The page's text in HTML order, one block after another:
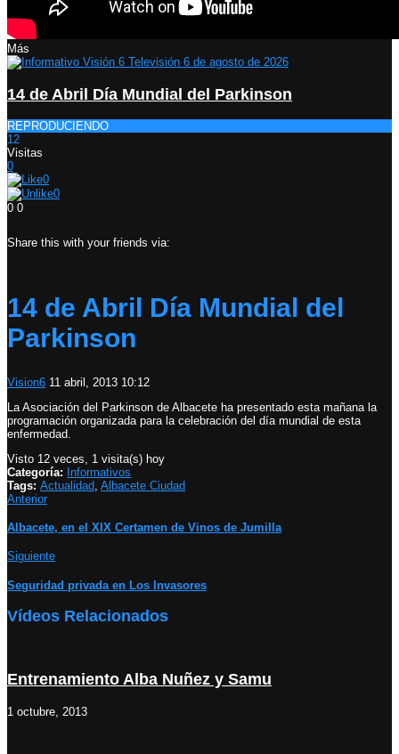
Más
14 de Abril Día Mundial del Parkinson
REPRODUCIENDO
12
Visitas
0
0
0
0 0
Share this with your friends via:
14 de Abril Día Mundial del
Parkinson
Vision6 11 abril, 2013 10:12
La Asociación del Parkinson de Albacete ha presentado esta mañana la
programación organizada para la celebración del día mundial de esta
enfermedad.
Visto 12 veces, 1 visita(s) hoy
Categoría: Informativos
Tags: Actualidad Albacete Ciudad
Anterior
Albacete, en el XIX Certamen de Vinos de Jumilla
Siguiente
Seguridad privada en Los Invasores
Vídeos Relacionados
Entrenamiento Alba Nuñez y Samu
1 octubre, 2013